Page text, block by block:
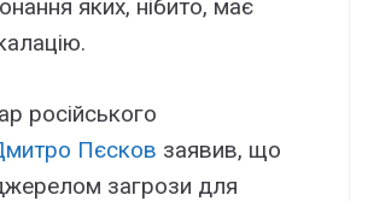
яких, нібито, має
російського
Пєсков заявив, що
загрози для